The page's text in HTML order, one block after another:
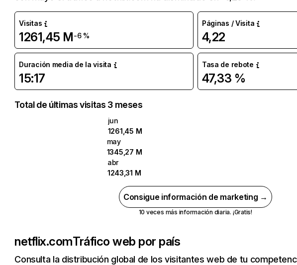
Visitas
1261,45 M-6 %
Páginas / Visita
4,22
Duración media de la visita
15:17
Tasa de rebote
47,33 %
Total de últimas visitas 3 meses
jun
1261,45 M
may
1345,27 M
abr
1243,31 M
Consigue información de marketing →
10 veces más información diaria. ¡Gratis!
netflix.comTráfico web por país
Consulta la distribución global de los visitantes web de tu